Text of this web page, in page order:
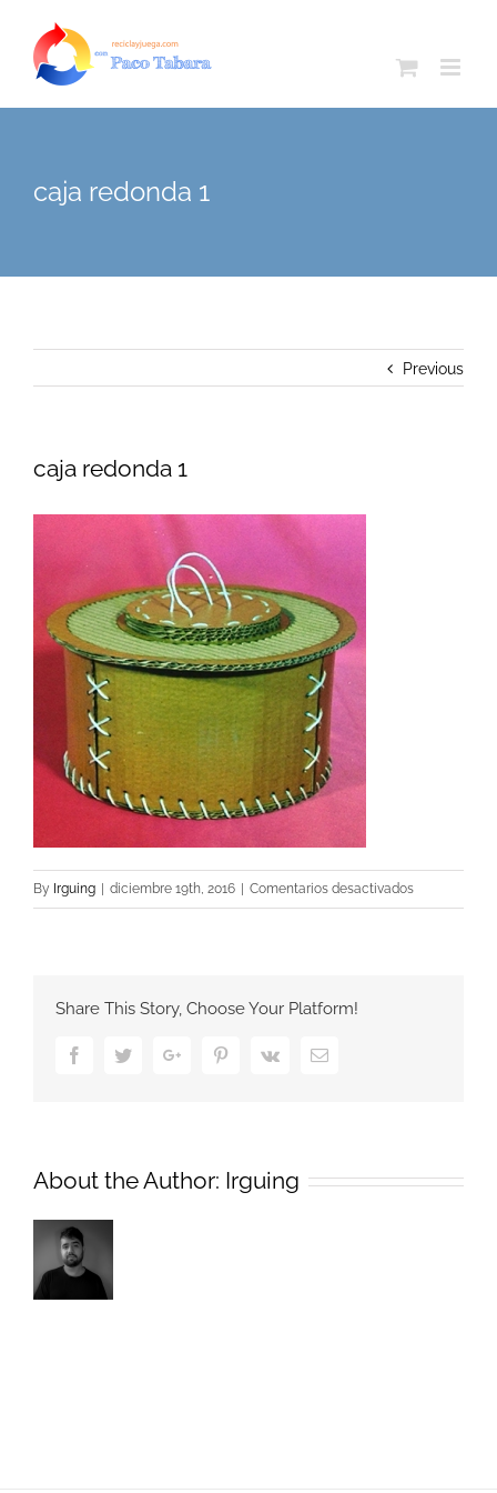
content
caja redonda 1
Previous
caja redonda 1
By Irguing diciembre 19th, 2016 Comentarios desactivadosen
caja
Share This Story, Choose Your Platform!
FacebookTwitterGoogle+ PinterestVk Email
About the Author: Irguing